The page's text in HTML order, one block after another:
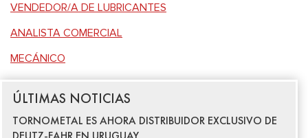
VENDEDOR/A DE LUBRICANTES
ANALISTA COMERCIAL
MECÁNICO
ÚLTIMAS NOTICIAS
TORNOMETAL ES AHORA DISTRIBUIDOR EXCLUSIVO DE